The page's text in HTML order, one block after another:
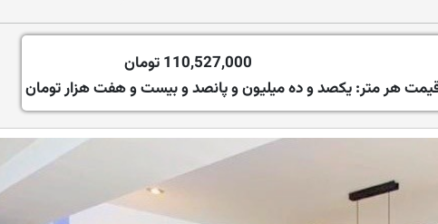
هر متر:
110,527,000 تومان
یکصد و ده میلیون و پانصد و بیست و هفت هزار تومان